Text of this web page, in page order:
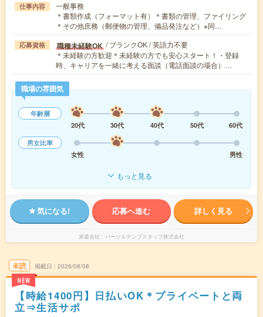
仕事内容
一般事務
＊書類作成（フォーマット有）＊書類の管理、ファイリング
＊その他庶務（郵便物の管理、備品発注など）※同…
応募資格 職種未経験OK / ブランクOK / 英語力不要
＊未経験の方歓迎＊未経験の方でも安心スタート！・登録
時、キャリアを一緒に考える面談（電話面談の場合）…
職場の雰囲気
年齢層
20代
30代 40代 50代
60代
男女比率
女性
男性
もっと見る
気になる! 応募へ進む 詳しく見る
派遣会社 パーソルテンプスタッフ株式会社
未読
NEW
掲載日 2026/08/08
【時給1400円】日払いOK＊プライベートと両
立⇒生活サポ